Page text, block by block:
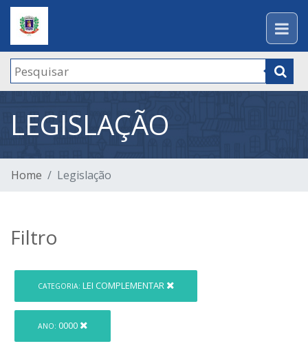
LEGISLAÇÃO
Home Legislação
Filtro
CATEGORIA: LEI COMPLEMENTAR
ANO: 0000